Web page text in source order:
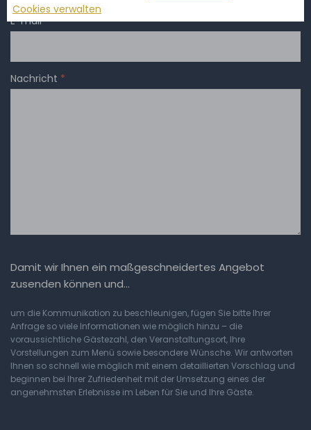
E-mail *
Nachricht *
Damit wir Ihnen ein maßgeschneidertes Angebot
zusenden können und…
um die Kommunikation zu beschleunigen, fügen Sie bitte Ihrer
Anfrage so viele Informationen wie möglich hinzu – die
voraussichtliche Gästezahl, den Veranstaltungsort, Ihre
Vorstellungen zum Menü sowie besondere Wünsche. Wir antworten
Ihnen so schnell wie möglich mit einem detaillierten Vorschlag und
beginnen bei Ihrer Zufriedenheit mit der Umsetzung eines der
angenehmsten Erlebnisse im Leben für Sie und Ihre Gäste.
Cookies verwalten